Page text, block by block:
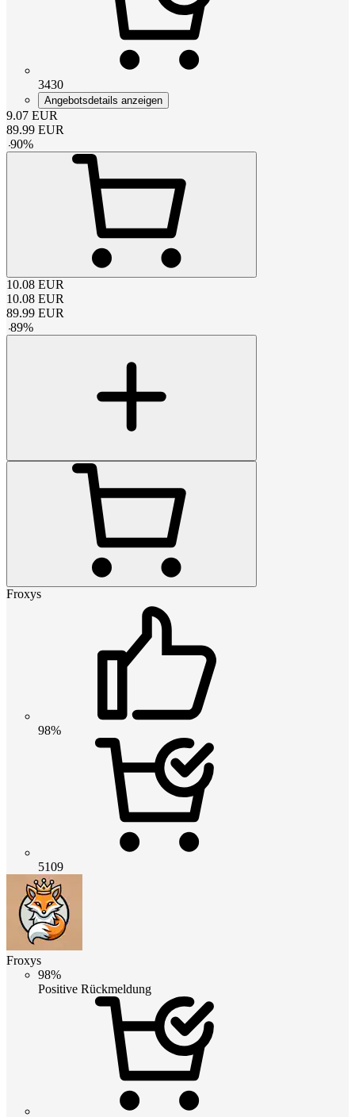
3430
Angebotsdetails anzeigen
9.07 EUR
89.99 EUR
-90%
10.08 EUR
10.08 EUR
89.99 EUR
-89%
Froxys
98%
5109
Froxys
98%
Positive Rückmeldung